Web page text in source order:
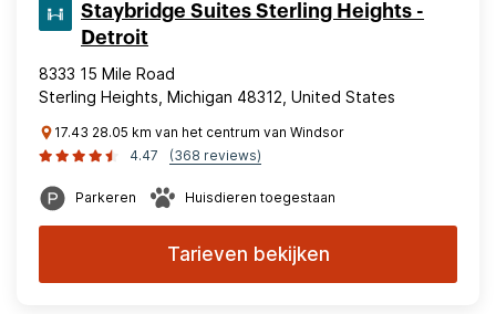
Staybridge Suites Sterling Heights -
Detroit
8333 15 Mile Road
Sterling Heights, Michigan 48312, United States
17.43 28.05 km van het centrum van Windsor
4.47
(368 reviews)
Parkeren Huisdieren toegestaan
Tarieven bekijken